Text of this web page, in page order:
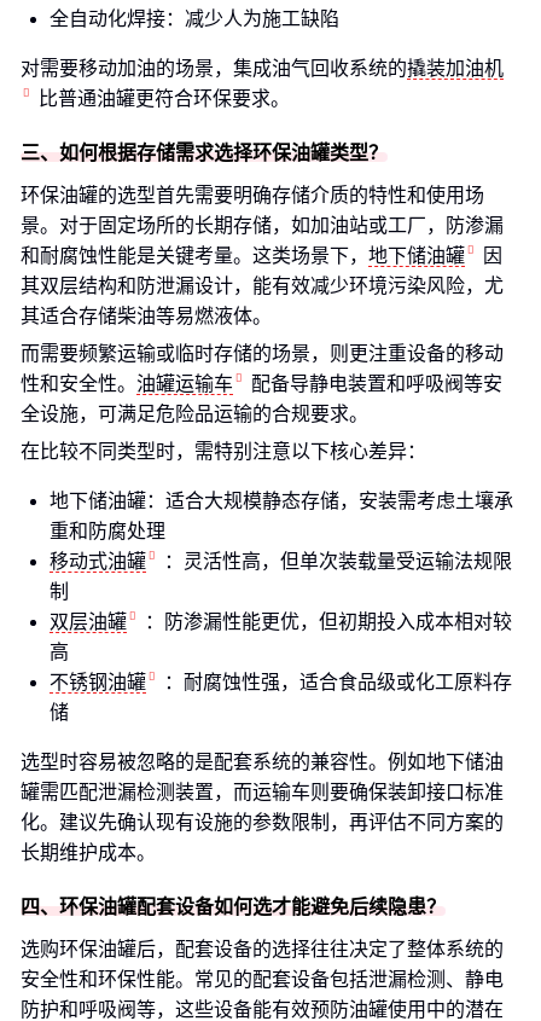
全自动化焊接：减少人为施工缺陷
对需要移动加油的场景，集成油气回收系统的撬装加油机
比普通油罐更符合环保要求。
三、如何根据存储需求选择环保油罐类型？
环保油罐的选型首先需要明确存储介质的特性和使用场
景。对于固定场所的长期存储，如加油站或工厂，防渗漏
和耐腐蚀性能是关键考量。这类场景下， 地下储油罐
因
其双层结构和防泄漏设计，能有效减少环境污染风险，尤
其适合存储柴油等易燃液体。
而需要频繁运输或临时存储的场景，则更注重设备的移动
性和安全性。 油罐运输车
配备导静电装置和呼吸阀等安
全设施，可满足危险品运输的合规要求。
在比较不同类型时，需特别注意以下核心差异：
地下储油罐：适合大规模静态存储，安装需考虑土壤承
重和防腐处理
移动式油罐
：灵活性高，但单次装载量受运输法规限
制
双层油罐
：防渗漏性能更优，但初期投入成本相对较
高
不锈钢油罐
：耐腐蚀性强，适合食品级或化工原料存
储
选型时容易被忽略的是配套系统的兼容性。例如地下储油
罐需匹配泄漏检测装置，而运输车则要确保装卸接口标准
化。建议先确认现有设施的参数限制，再评估不同方案的
长期维护成本。
四、环保油罐配套设备如何选才能避免后续隐患？
选购环保油罐后，配套设备的选择往往决定了整体系统的
安全性和环保性能。常见的配套设备包括泄漏检测、静电
防护和呼吸阀等，这些设备能有效预防油罐使用中的潜在